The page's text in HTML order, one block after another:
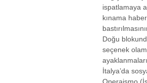
ispatlamaya
kınama
Doğu
seçenek
İtalya’da